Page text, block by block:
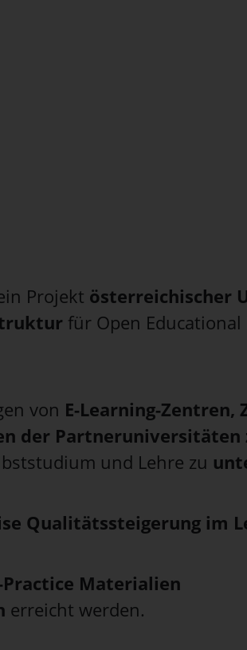
Projekt österreichischer
für Open Educational
von E-Learning-Zentren,
der Partneruniversitäten
und Lehre zu
Qualitätssteigerung im
Materialien
erreicht werden.